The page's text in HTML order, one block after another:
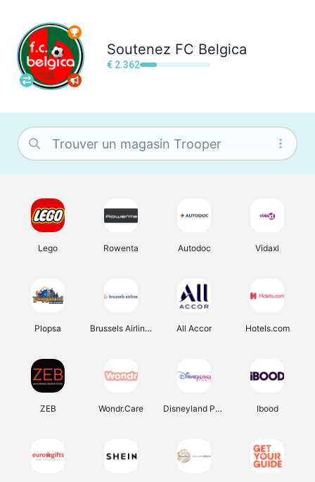
Soutenez FC Belgica
€ 2.362
Lego Rowenta Autodoc Vidaxl
Plopsa Brussels Airlines All Accor Hotels.com
ZEB Wondr.Care Disneyland Paris Ibood